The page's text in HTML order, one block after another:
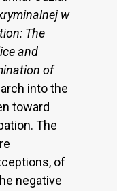
w
The
and
of
into the
toward
The
of
negative